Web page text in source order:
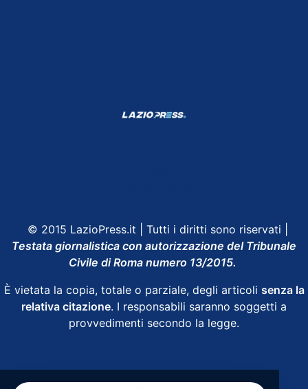
© 2015 LazioPress.it | Tutti i diritti sono riservati |
Testata giornalistica con autorizzazione del Tribunale
Civile di Roma numero 13/2015.
È vietata la copia, totale o parziale, degli articoli senza la
relativa citazione. I responsabili saranno soggetti a
provvedimenti secondo la legge.